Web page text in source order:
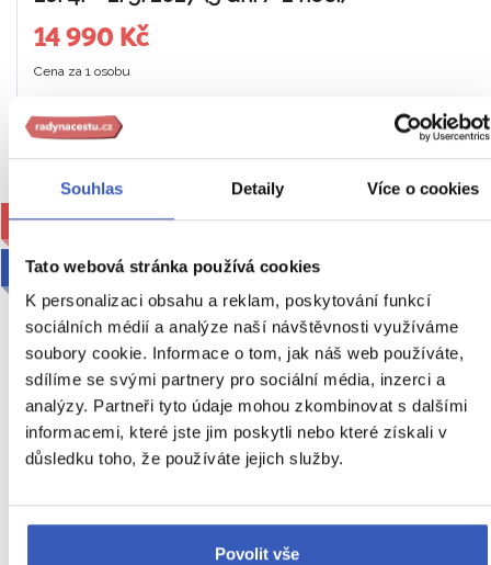
Souhlas Detaily Více o cookies
Tato webová stránka používá cookies
K personalizaci obsahu a reklam, poskytování funkcí
sociálních médií a analýze naší návštěvnosti využíváme
soubory cookie. Informace o tom, jak náš web používáte,
sdílíme se svými partnery pro sociální média, inzerci a
analýzy. Partneři tyto údaje mohou zkombinovat s dalšími
informacemi, které jste jim poskytli nebo které získali v
důsledku toho, že používáte jejich služby.
Povolit vše
14 990 Kč
Cena za 1 osobu
FOTOREPORTÁŽ Lucie Kučné
2027
To nejlepší z Madeiry + KVĚTINOVÝ
Tip na zážitek: Největší květinová slavnost ostrova a